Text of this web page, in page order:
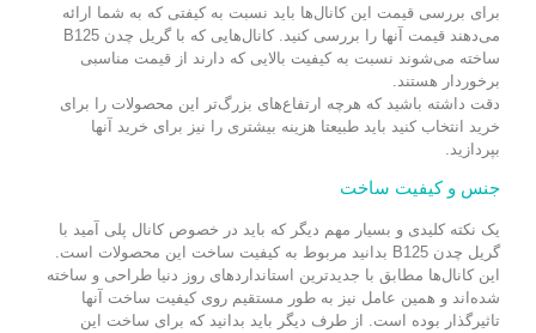
برای بررسی قیمت این کانال‌ها باید نسبت به کیفتی که به شما ارائه
می‌دهند قیمت آنها را بررسی کنید. کانال‌هایی که با گریل چدن B125
ساخته می‌شوند نسبت به کیفیت بالایی که دارند از قیمت مناسبی
برخوردار هستند.
دقت داشته باشید که هرچه ارتفاع‌های بزرگ‌تر این محصولات را برای
خرید انتخاب کنید باید طبیعتا هزینه بیشتری را نیز برای خرید آنها
بپردازید.
جنس و کیفیت ساخت
یک نکته کلیدی و بسیار مهم دیگر که باید در خصوص کانال پلی آمید با
گریل چدن B125 بدانید مربوط به کیفیت ساخت این محصولات است.
این کانال‌ها مطابق با جدیدترین استانداردهای روز دنیا طراحی و ساخته
شده‌اند و همین عامل نیز به طور مستقیم روی کیفیت ساخت آنها
تاثیرگذار بوده است. از طرف دیگر باید بدانید که برای ساخت این